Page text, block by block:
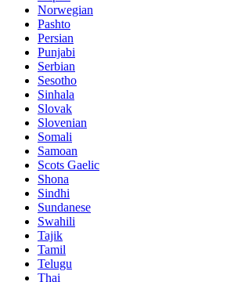
Norwegian
Pashto
Persian
Punjabi
Serbian
Sesotho
Sinhala
Slovak
Slovenian
Somali
Samoan
Scots Gaelic
Shona
Sindhi
Sundanese
Swahili
Tajik
Tamil
Telugu
Thai